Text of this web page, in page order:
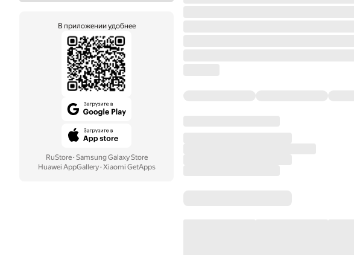
В приложении удобнее
RuStore· Samsung Galaxy Store
Huawei AppGallery· Xiaomi GetApps